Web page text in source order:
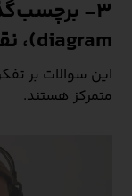
diagram)، نقشه و پلان
این سوالات بر
متمرکز هستند.